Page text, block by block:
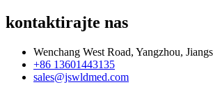
kontaktirajte nas
Wenchang West Road, Yangzhou,
+86 13601443135
sales@jswldmed.com